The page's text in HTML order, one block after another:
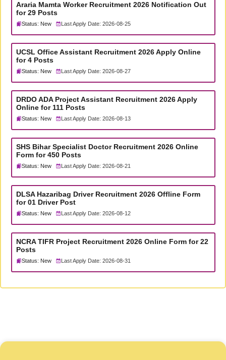
Araria Mamta Worker Recruitment 2026 Notification Out
for 29 Posts
Status: New Last Apply Date: 2026-08-25
UCSL Office Assistant Recruitment 2026 Apply Online
for 4 Posts
Status: New Last Apply Date: 2026-08-27
DRDO ADA Project Assistant Recruitment 2026 Apply
Online for 111 Posts
Status: New Last Apply Date: 2026-08-13
SHS Bihar Specialist Doctor Recruitment 2026 Online
Form for 450 Posts
Status: New Last Apply Date: 2026-08-21
DLSA Hazaribag Driver Recruitment 2026 Offline Form
for 01 Driver Post
Status: New Last Apply Date: 2026-08-12
NCRA TIFR Project Recruitment 2026 Online Form for 22
Posts
Status: New Last Apply Date: 2026-08-31